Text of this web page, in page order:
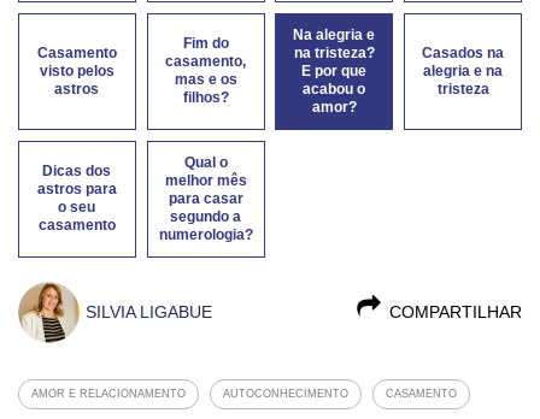
Casamento
visto pelos
astros
Fim do
casamento,
mas e os
filhos?
Na alegria e
na tristeza?
E por que
acabou o
amor?
Casados na
alegria e na
tristeza
Dicas dos
astros para
o seu
casamento
Qual o
melhor mês
para casar
segundo a
numerologia?
COMPARTILHAR
SILVIA LIGABUE
AMOR E RELACIONAMENTO AUTOCONHECIMENTO CASAMENTO